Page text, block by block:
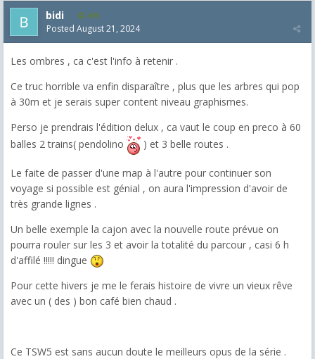
bidi 498
Posted August 21, 2024
Les ombres , ca c'est l'info à retenir .
Ce truc horrible va enfin disparaître , plus que les arbres qui pop
à 30m et je serais super content niveau graphismes.
Perso je prendrais l'édition delux , ca vaut le coup en preco à 60
balles 2 trains( pendolino
) et 3 belle routes .
Le faite de passer d'une map à l'autre pour continuer son
voyage si possible est génial , on aura l'impression d'avoir de
très grande lignes .
Un belle exemple la cajon avec la nouvelle route prévue on
pourra rouler sur les 3 et avoir la totalité du parcour , casi 6 h
d'affilé !!!!! dingue
Pour cette hivers je me le ferais histoire de vivre un vieux rêve
avec un ( des ) bon café bien chaud .
Ce TSW5 est sans aucun doute le meilleurs opus de la série .